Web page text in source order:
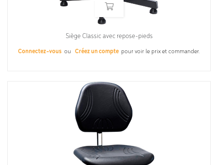
Siège Classic avec repose-pieds
Connectez-vous ou Créez un compte pour voir le prix et commander.